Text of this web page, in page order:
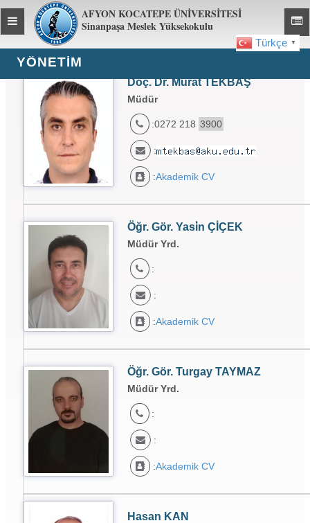
AFYON KOCATEPE ÜNİVERSİTESİ
Sinanpaşa Meslek Yüksekokulu
Toggle
global
navigation
Türkçe ▼
YÖNETIM
Doç. Dr. Murat TEKBAŞ
Müdür
:0272 218 3900
:
:Akademik CV
Öğr. Gör. Yasi̇n ÇİÇEK
Müdür Yrd.
:
:
:Akademik CV
Öğr. Gör. Turgay TAYMAZ
Müdür Yrd.
:
:
:Akademik CV
Hasan KAN